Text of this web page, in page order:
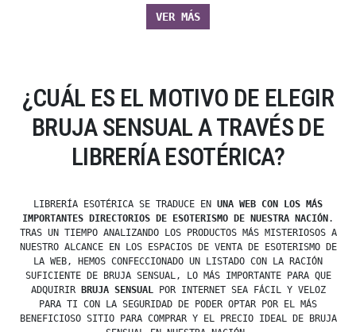
VER MÁS
¿CUÁL ES EL MOTIVO DE ELEGIR
BRUJA SENSUAL A TRAVÉS DE
LIBRERÍA ESOTÉRICA?
LIBRERÍA ESOTÉRICA SE TRADUCE EN UNA WEB CON LOS MÁS
IMPORTANTES DIRECTORIOS DE ESOTERISMO DE NUESTRA NACIÓN .
TRAS UN TIEMPO ANALIZANDO LOS PRODUCTOS MÁS MISTERIOSOS A
NUESTRO ALCANCE EN LOS ESPACIOS DE VENTA DE ESOTERISMO DE
LA WEB, HEMOS CONFECCIONADO UN LISTADO CON LA RACIÓN
SUFICIENTE DE BRUJA SENSUAL, LO MÁS IMPORTANTE PARA QUE
ADQUIRIR
BRUJA SENSUALPOR INTERNET SEA FÁCIL Y VELOZ
PARA TI CON LA SEGURIDAD DE PODER OPTAR POR EL MÁS
BENEFICIOSO SITIO PARA COMPRAR Y EL PRECIO IDEAL DE BRUJA